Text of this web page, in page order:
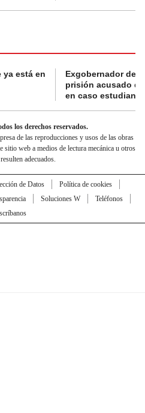
ya está en
Exgobernador de
prisión acusado
en caso
los derechos reservados.
de las reproducciones y usos de las obras
sitio web a medios de lectura mecánica u otros
adecuados.
de Datos
Política de cookies
Soluciones W
Teléfonos